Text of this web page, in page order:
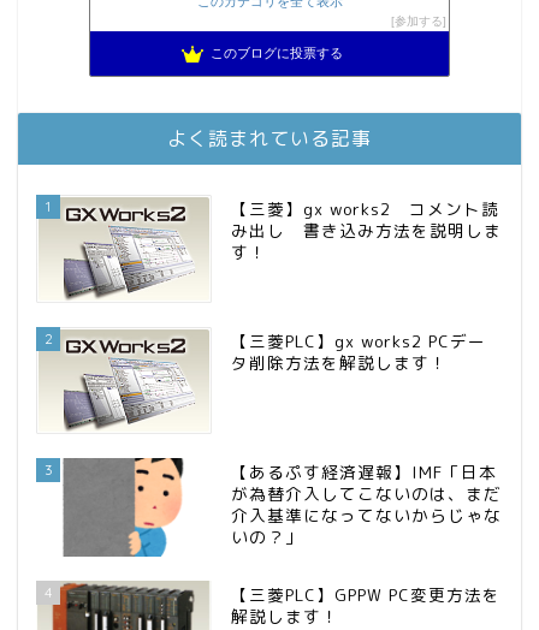
スパコンSEが効率的投資で一家セミリタイアするブログ
11位 お金に困らない生活（インデックス投資ブログ）
FPが実践するお金の知恵を磨く勉強会
参加する
このブログに投票する
よく読まれている記事
1
【三菱】gx works2 コメント読
み出し 書き込み方法を説明しま
す！
2
【三菱PLC】gx works2 PCデー
タ削除方法を解説します！
3
【あるぷす経済遅報】IMF「日本
が為替介入してこないのは、まだ
介入基準になってないからじゃな
いの？」
4
【三菱PLC】GPPW PC変更方法を
解説します！